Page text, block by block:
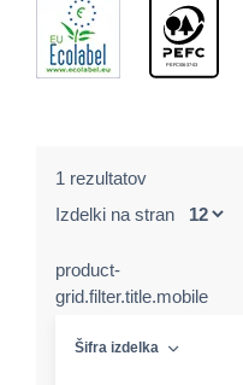
1 rezultatov
Izdelki na stran
product-
grid.filter.title.mobile
Šifra izdelka